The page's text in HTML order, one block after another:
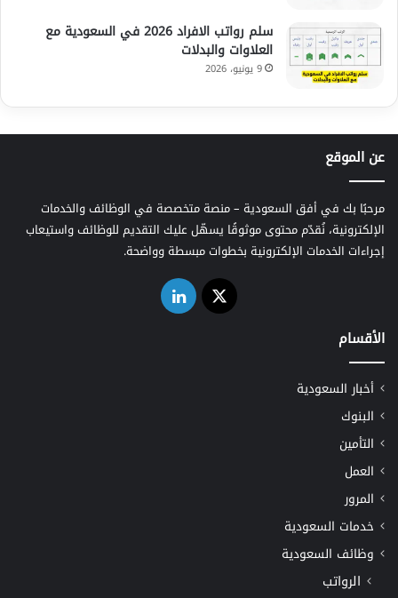
سلم رواتب الافراد 2026 في السعودية مع
العلاوات والبدلات
9 يونيو، 2026
عن الموقع
مرحبًا بك في أفق السعودية – منصة متخصصة في الوظائف والخدمات
الإلكترونية، نُقدّم محتوى موثوقًا يسهّل عليك التقديم للوظائف واستيعاب
إجراءات الخدمات الإلكترونية بخطوات مبسطة وواضحة.
‫X لينكدإن
الأقسام
أخبار السعودية
البنوك
التأمين
العمل
المرور
خدمات السعودية
وظائف السعودية
الرواتب